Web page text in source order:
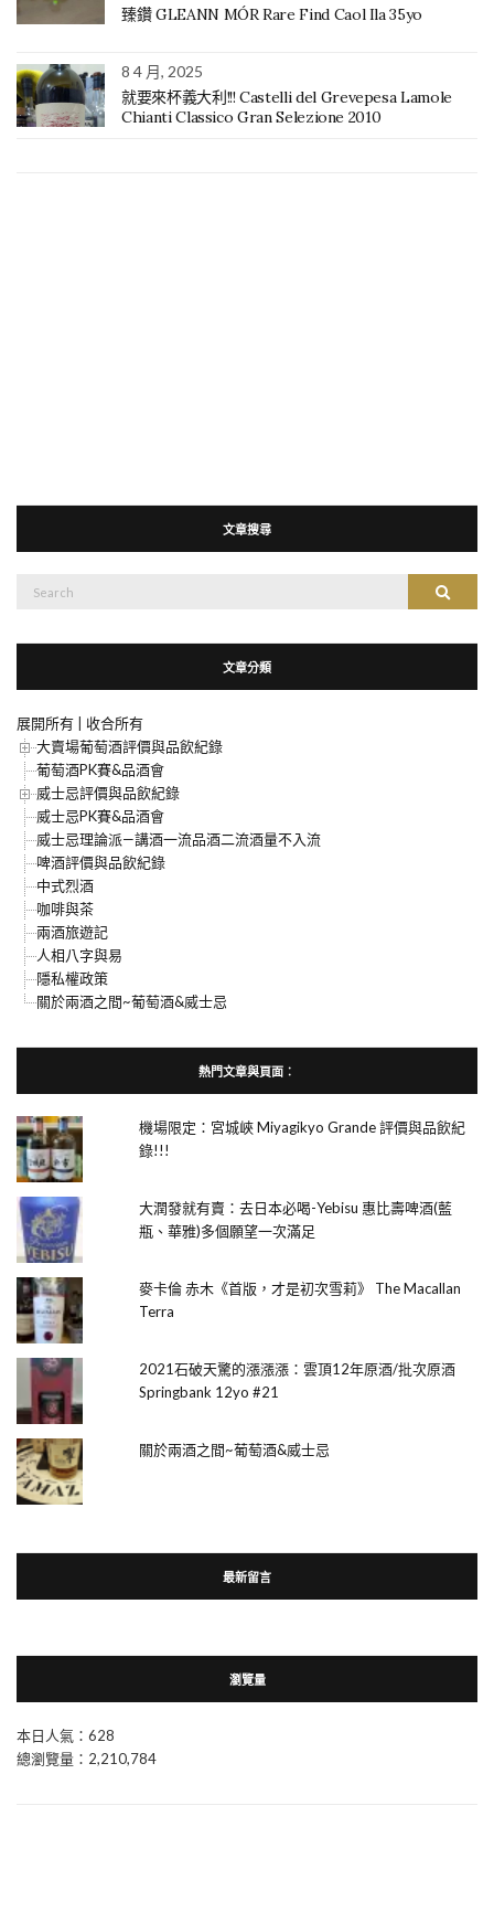
臻鑽 GLEANN MÓR Rare Find Caol Ila 35yo
8 4 月, 2025
就要來杯義大利!!! Castelli del Grevepesa Lamole
Chianti Classico Gran Selezione 2010
文章搜尋
搜尋
文章分類
展開所有
收合所有
大賣場葡萄酒評價與品飲紀錄
葡萄酒PK賽&品酒會
威士忌評價與品飲紀錄
威士忌PK賽&品酒會
威士忌理論派—講酒一流品酒二流酒量不入流
啤酒評價與品飲紀錄
中式烈酒
咖啡與茶
兩酒旅遊記
人相八字與易
隱私權政策
關於兩酒之間~葡萄酒&威士忌
熱門文章與頁面︰
機場限定：宮城峽 Miyagikyo Grande 評價與品飲紀
錄!!!
大潤發就有賣：去日本必喝-Yebisu 惠比壽啤酒(藍
瓶、華雅)多個願望一次滿足
麥卡倫 赤木《首版，才是初次雪莉》 The Macallan
Terra
2021石破天驚的漲漲漲：雲頂12年原酒/批次原酒
Springbank 12yo #21
關於兩酒之間~葡萄酒&威士忌
最新留言
瀏覽量
本日人氣：628
總瀏覽量：2,210,784